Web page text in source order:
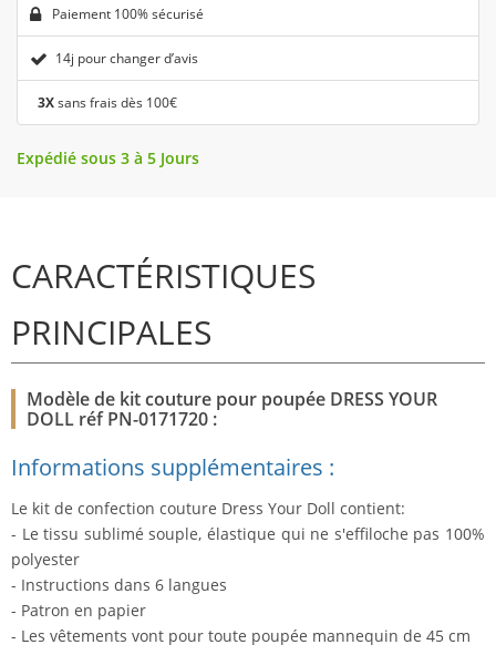
Paiement 100% sécurisé
14j pour changer d’avis
3Xsans frais dès 100€
Expédié sous 3 à 5 Jours
CARACTÉRISTIQUES
PRINCIPALES
Modèle de kit couture pour poupée DRESS YOUR
DOLL réf PN-0171720 :
Informations supplémentaires :
Le kit de confection couture Dress Your Doll contient:
- Le tissu sublimé souple, élastique qui ne s'effiloche pas 100%
polyester
- Instructions dans 6 langues
- Patron en papier
- Les vêtements vont pour toute poupée mannequin de 45 cm